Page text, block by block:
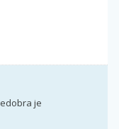
je